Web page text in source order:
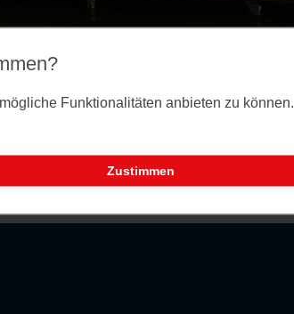
Funktionalitäten anbieten zu können.
Zustimmen